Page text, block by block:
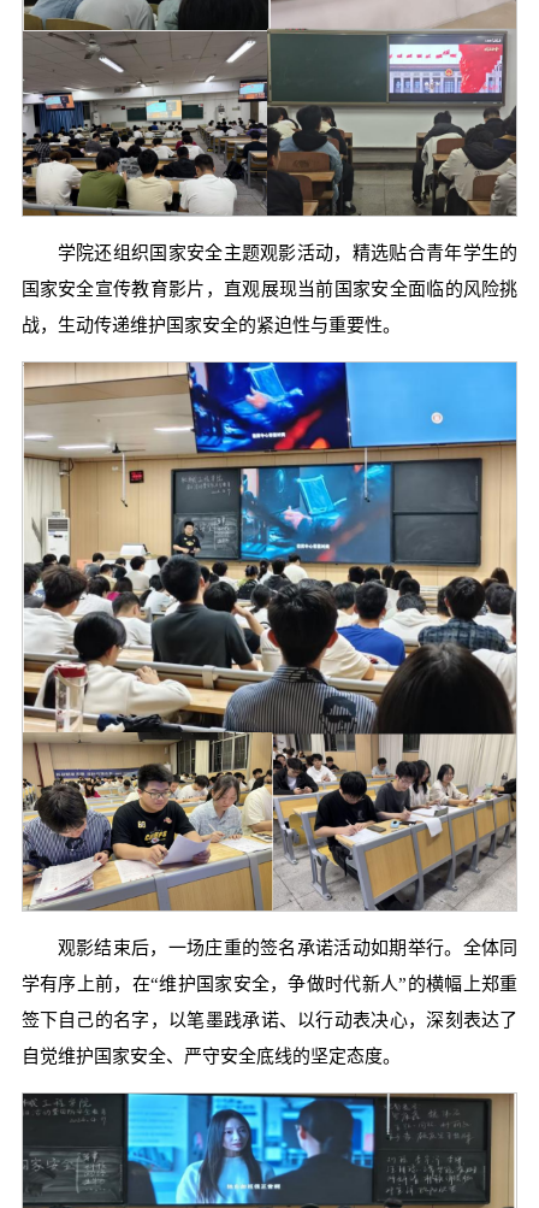
学院还组织国家安全主题观影活动，精选贴合青年学生的
国家安全宣传教育影片，直观展现当前国家安全面临的风险挑
战，生动传递维护国家安全的紧迫性与重要性。
观影结束后，一场庄重的签名承诺活动如期举行。全体同
学有序上前，在“维护国家安全，争做时代新人”的横幅上郑重
签下自己的名字，以笔墨践承诺、以行动表决心，深刻表达了
自觉维护国家安全、严守安全底线的坚定态度。